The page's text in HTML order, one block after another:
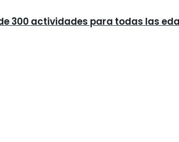
300 actividades para todas las